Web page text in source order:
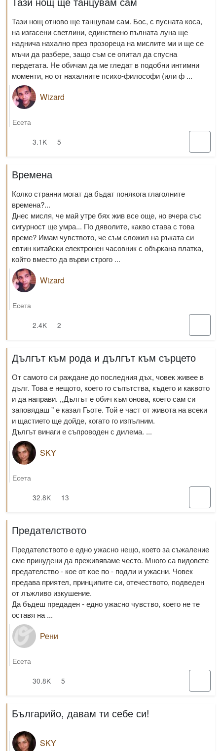
Тази нощ отново ще танцувам сам. Бос, с пусната коса,
на изгасени светлини, единствено пълната луна ще
наднича нахално през прозореца на мислите ми и ще се
мъчи да разбере, защо съм се опитал да спусна
пердетата. Не обичам да ме гледат в подобни интимни
моменти, но от нахалните психо-философи (или ф ...
Wizard
Есета
3.1K
5
Времена
Колко странни могат да бъдат понякога глаголните
времена?...
Днес мисля, че май утре бях жив все още, но вчера със
сигурност ще умра... По дяволите, какво става с това
време? Имам чувството, че съм сложил на ръката си
евтин китайски електронен часовник с объркана платка,
който вместо да върви строго ...
Wizard
Есета
2.4K
2
Дългът към рода и дългът към сърцето
От самото си раждане до последния дъх, човек живее в
дълг. Това е нещото, което го съпътства, където и каквото
и да направи. ,,Дългът е обич към онова, което сам си
заповядаш ” е казал Гьоте. Той е част от живота на всеки
и щастието ще дойде, когато го изпълним.
Дългът винаги е съпроводен с дилема. ...
SKY
Есета
32.8K
13
Предателството
Предателството е едно ужасно нещо, което за съжаление
сме принудени да преживяваме често. Много са видовете
предателство - кое от кое по - подли и ужасни. Човек
предава приятел, принципите си, отечеството, подведен
от лъжливо изкушение.
Да бъдеш предаден - едно ужасно чувство, което не те
оставя на ...
Рени
Есета
30.8K
5
Българийо, давам ти себе си!
SKY